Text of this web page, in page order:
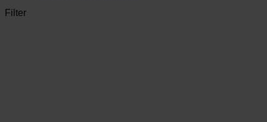
Filter